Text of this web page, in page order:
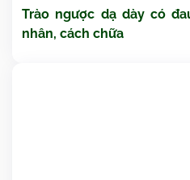
Trào ngược dạ dày có
nhân, cách chữa